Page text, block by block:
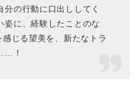
の行動に口出ししてく
姿に、経験したことのな
感じる望美を、新たなトラ
！